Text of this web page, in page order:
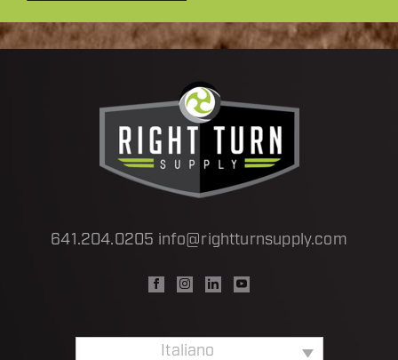
641.204.0205 info@rightturnsupply.com
Italiano